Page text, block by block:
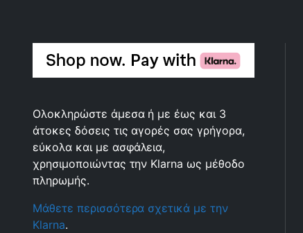
Ολοκληρώστε άμεσα ή με έως και 3
άτοκες δόσεις τις αγορές σας γρήγορα,
εύκολα και με ασφάλεια,
χρησιμοποιώντας την Klarna ως μέθοδο
πληρωμής.
Μάθετε περισσότερα σχετικά με την
Klarna.